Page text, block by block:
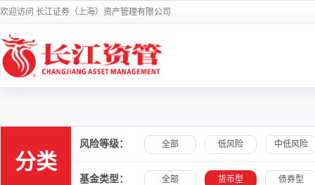
欢迎访问 长江证券（上海）资产管理有限公司
分类
风险等级： 全部 低风险 中低风险
基金类型： 全部 货币型 债券型